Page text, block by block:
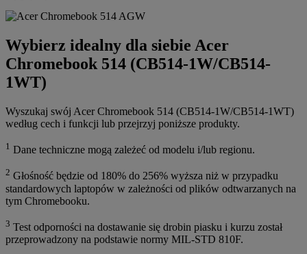
Wybierz idealny dla siebie Acer
Chromebook 514 (CB514-1W/CB514-
1WT)
Wyszukaj swój Acer Chromebook 514 (CB514-1W/CB514-1WT)
według cech i funkcji lub przejrzyj poniższe produkty.
1 Dane techniczne mogą zależeć od modelu i/lub regionu.
2 Głośność będzie od 180% do 256% wyższa niż w przypadku
standardowych laptopów w zależności od plików odtwarzanych na
tym Chromebooku.
3 Test odporności na dostawanie się drobin piasku i kurzu został
przeprowadzony na podstawie normy MIL-STD 810F.